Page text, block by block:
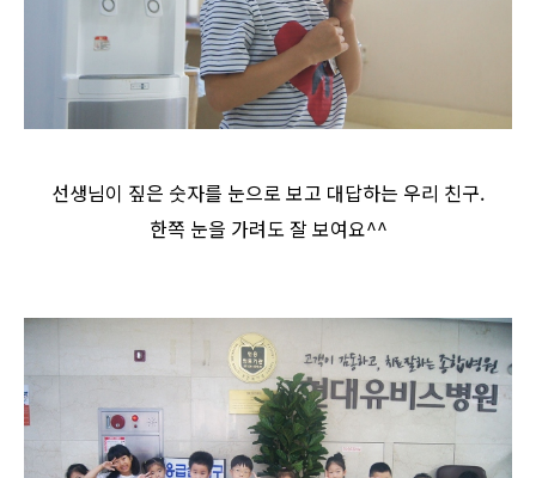
선생님이 짚은 숫자를 눈으로 보고 대답하는 우리 친구.
한쪽 눈을 가려도 잘 보여요^^